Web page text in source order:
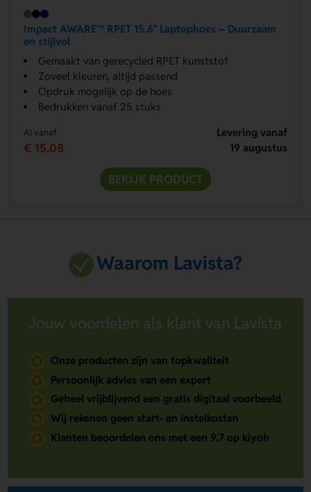
Impact AWARE™ RPET 15,6" Laptophoes – Duurzaam
en stijlvol
Gemaakt van gerecycled RPET kunststof
Zoveel kleuren, altijd passend
Opdruk mogelijk op de hoes
Bedrukken vanaf 25 stuks
Al vanaf
€ 15,08
Levering vanaf
19 augustus
BEKIJK PRODUCT
Waarom Lavista?
Jouw voordelen als klant van Lavista
Onze producten zijn van topkwaliteit
Persoonlijk advies van een expert
Geheel vrijblijvend een gratis digitaal voorbeeld
Wij rekenen geen start- en instelkosten
Klanten beoordelen ons met een 9.7 op kiyoh